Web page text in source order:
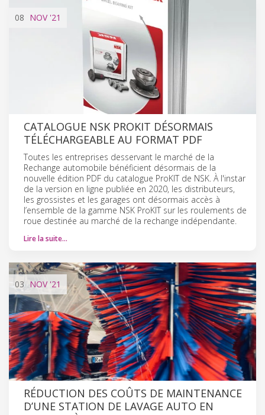
08 NOV'21
CATALOGUE NSK PROKIT DÉSORMAIS
TÉLÉCHARGEABLE AU FORMAT PDF
Toutes les entreprises desservant le marché de la
Rechange automobile bénéficient désormais de la
nouvelle édition PDF du catalogue ProKIT de NSK. À l'instar
de la version en ligne publiée en 2020, les distributeurs,
les grossistes et les garages ont désormais accès à
l’ensemble de la gamme NSK ProKIT sur les roulements de
roue destinée au marché de la rechange indépendante.
Lire la suite…
03 NOV'21
RÉDUCTION DES COÛTS DE MAINTENANCE
D’UNE STATION DE LAVAGE AUTO EN